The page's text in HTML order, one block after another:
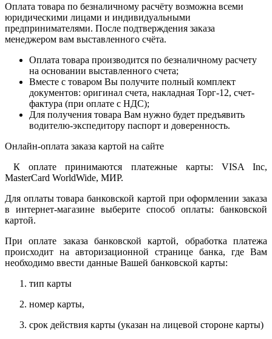
Оплата товара по безналичному расчёту возможна всеми
юридическими лицами и индивидуальными
предпринимателями. После подтверждения заказа
менеджером вам выставленного счёта.
Оплата товара производится по безналичному расчету
на основании выставленного счета;
Вместе с товаром Вы получите полный комплект
документов: оригинал счета, накладная Торг-12, счет-
фактура (при оплате с НДС);
Для получения товара Вам нужно будет предъявить
водителю-экспедитору паспорт и доверенность.
Онлайн-оплата заказа картой на сайте
К оплате принимаются платежные карты: VISA Inc,
MasterCard WorldWide, МИР.
Для оплаты товара банковской картой при оформлении заказа
в интернет-магазине выберите способ оплаты: банковской
картой.
При оплате заказа банковской картой, обработка платежа
происходит на авторизационной странице банка, где Вам
необходимо ввести данные Вашей банковской карты:
тип карты
номер карты,
срок действия карты (указан на лицевой стороне карты)